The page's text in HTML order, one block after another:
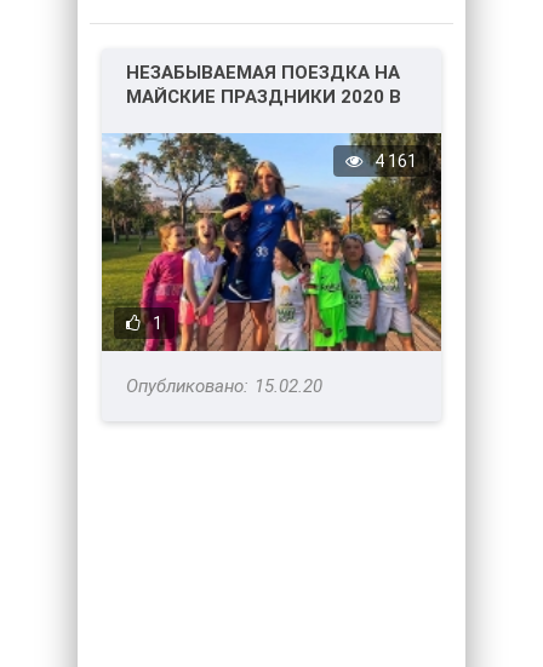
НЕЗАБЫВАЕМАЯ ПОЕЗДКА НА
МАЙСКИЕ ПРАЗДНИКИ 2020 В
1
4 161
15.02.20